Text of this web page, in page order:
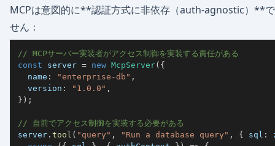
MCPは意図的に**認証方式に非依存（auth-agnostic）**
せん：
// MCPサーバー実装者がアクセス制御を実装する責任がある
const server = new McpServer( {
  name
: "enterprise-db" ,
  version
: "1.0.0" ,
} ) ;
// 自前でアクセス制御を実装する必要がある
server . tool ( "query" , "Run a database query" , { sql :